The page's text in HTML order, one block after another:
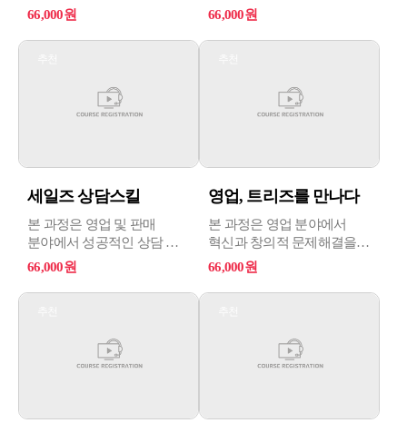
협상 스킬 강화 과정으로
실전적인 협상 전략을
기술과 지식을 습득할 수
있습니다.
66,000원
리더십 스킬을 개발하는
개인이나 학습자는 세일즈
66,000원
세일즈 상담스킬
본 과정은 영업 및 판매
분야에서 성공적인 상담 및
판매 기술을 개발하고자
과정으로 고객의 니즈를
상담 및 판매 기술을
습득하려는 학습자들을
66,000원
영업, 트리즈를 만나다
본 과정은 영업 분야에서
혁신과 창의적 문제해결을
위해 트리즈 메소드를
교육 프로그램으로 영업과
발명원리와 영업에서의 활용
방법을 다룹니다.
트리즈를 어떻게 활용할 수
66,000원